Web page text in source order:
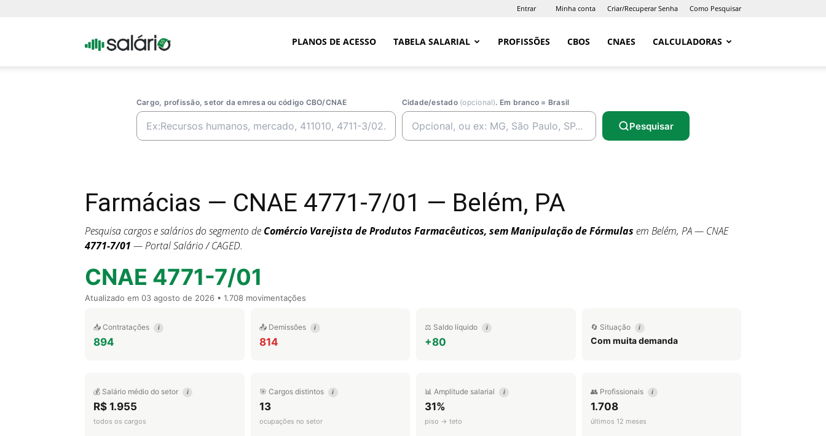
Entrar Minha conta Criar/Recuperar Senha Como Pesquisar
Portal PLANOS DE ACESSO TABELA SALARIAL PROFISSÕES CBOS CNAES CALCULADORAS
Cargo, profissão, setor da emresa ou código CBO/CNAE Cidade/estado (opcional). Em branco = Brasil
Pesquisar
Farmácias — CNAE 4771-7/01 — Belém, PA
Pesquisa cargos e salários do segmento de Comércio Varejista de Produtos Farmacêuticos, sem Manipulação de Fórmulas em Belém, PA — CNAE
4771-7/01 — Portal Salário / CAGED.
CNAE 4771-7/01
Atualizado em 03 agosto de 2026 • 1.708 movimentações
📥 Contratações i
894
📤 Demissões i
814
⚖️ Saldo líquido i
+80
🔄 Situação i
Com muita demanda
💰 Salário médio do setor i
R$ 1.955
todos os cargos
🎯 Cargos distintos i
13
ocupações no setor
📊 Amplitude salarial i
31%
piso → teto
👥 Profissionais i
1.708
últimos 12 meses